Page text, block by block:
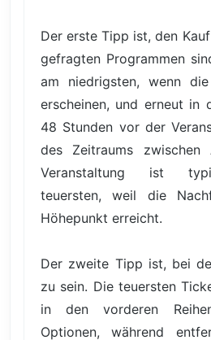
Der erste Tipp ist, den
gefragten Programmen
am niedrigsten, wenn
erscheinen, und erneut in
48 Stunden vor der
des Zeitraums zwischen
Veranstaltung ist
teuersten, weil die
Höhepunkt erreicht.
Der zweite Tipp ist, bei
zu sein. Die teuersten
in den vorderen
Optionen, während